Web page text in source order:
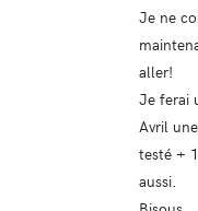
Je ne
aller!
Je ferai
Avril
testé +
aussi.